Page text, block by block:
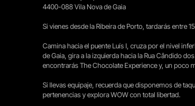
4400-088 Vila Nova de Gaia
Si vienes desde la Ribeira de Porto, tardarás entre
Camina hacia el puente Luís I, cruza por el nivel
de Gaia, gira a la izquierda hacia la Rua Cândido
encontrarás The Chocolate Experience y, un poco
Si llevas equipaje, recuerda que disponemos de
pertenencias y explora WOW con total libertad.